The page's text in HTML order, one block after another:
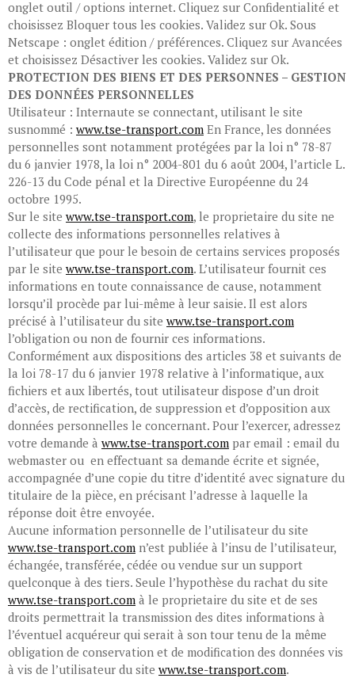
onglet outil / options internet. Cliquez sur Confidentialité et
choisissez Bloquer tous les cookies. Validez sur Ok. Sous
Netscape : onglet édition / préférences. Cliquez sur Avancées
et choisissez Désactiver les cookies. Validez sur Ok.
PROTECTION DES BIENS ET DES PERSONNES – GESTION
DES DONNÉES PERSONNELLES
Utilisateur : Internaute se connectant, utilisant le site
susnommé : www.tse-transport.com En France, les données
personnelles sont notamment protégées par la loi n° 78-87
du 6 janvier 1978, la loi n° 2004-801 du 6 août 2004, l’article L.
226-13 du Code pénal et la Directive Européenne du 24
octobre 1995.
Sur le site www.tse-transport.com, le proprietaire du site ne
collecte des informations personnelles relatives à
l’utilisateur que pour le besoin de certains services proposés
par le site www.tse-transport.com. L’utilisateur fournit ces
informations en toute connaissance de cause, notamment
lorsqu’il procède par lui-même à leur saisie. Il est alors
précisé à l’utilisateur du site www.tse-transport.com
l’obligation ou non de fournir ces informations.
Conformément aux dispositions des articles 38 et suivants de
la loi 78-17 du 6 janvier 1978 relative à l’informatique, aux
fichiers et aux libertés, tout utilisateur dispose d’un droit
d’accès, de rectification, de suppression et d’opposition aux
données personnelles le concernant. Pour l’exercer, adressez
votre demande à www.tse-transport.com par email : email du
webmaster ou en effectuant sa demande écrite et signée,
accompagnée d’une copie du titre d’identité avec signature du
titulaire de la pièce, en précisant l’adresse à laquelle la
réponse doit être envoyée.
Aucune information personnelle de l’utilisateur du site
www.tse-transport.com n’est publiée à l’insu de l’utilisateur,
échangée, transférée, cédée ou vendue sur un support
quelconque à des tiers. Seule l’hypothèse du rachat du site
www.tse-transport.com à le proprietaire du site et de ses
droits permettrait la transmission des dites informations à
l’éventuel acquéreur qui serait à son tour tenu de la même
obligation de conservation et de modification des données vis
à vis de l’utilisateur du site www.tse-transport.com.